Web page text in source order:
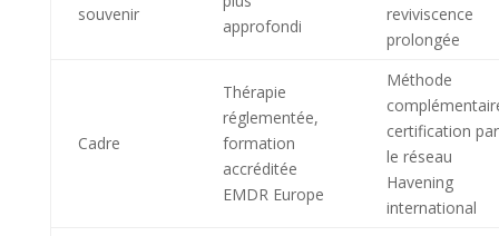
souvenir
approfondi
reviviscence
prolongée
Cadre
Thérapie
réglementée,
formation
accréditée
EMDR Europe
Méthode
certification par
le réseau
Havening
international